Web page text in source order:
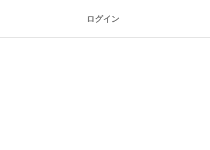
ログイン